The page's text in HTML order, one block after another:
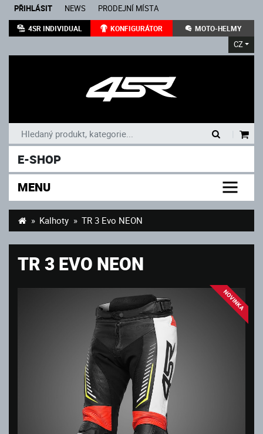
PŘIHLÁSIT NEWS PRODEJNÍ MÍSTA
4SR INDIVIDUAL KONFIGURÁTOR MOTO-HELMY
CZ
E-SHOP
MENU
Kalhoty TR 3 Evo NEON
TR 3 EVO NEON
NOVINKA